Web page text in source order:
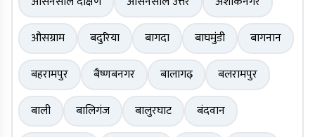
औसग्राम
बदुरिया बागदा बाघमुंडी
बागनान
बहरामपुर
बैष्णबनगर बालागढ़
बलरामपुर
बाली
बालिगंज बालुरघाट
बंदवान